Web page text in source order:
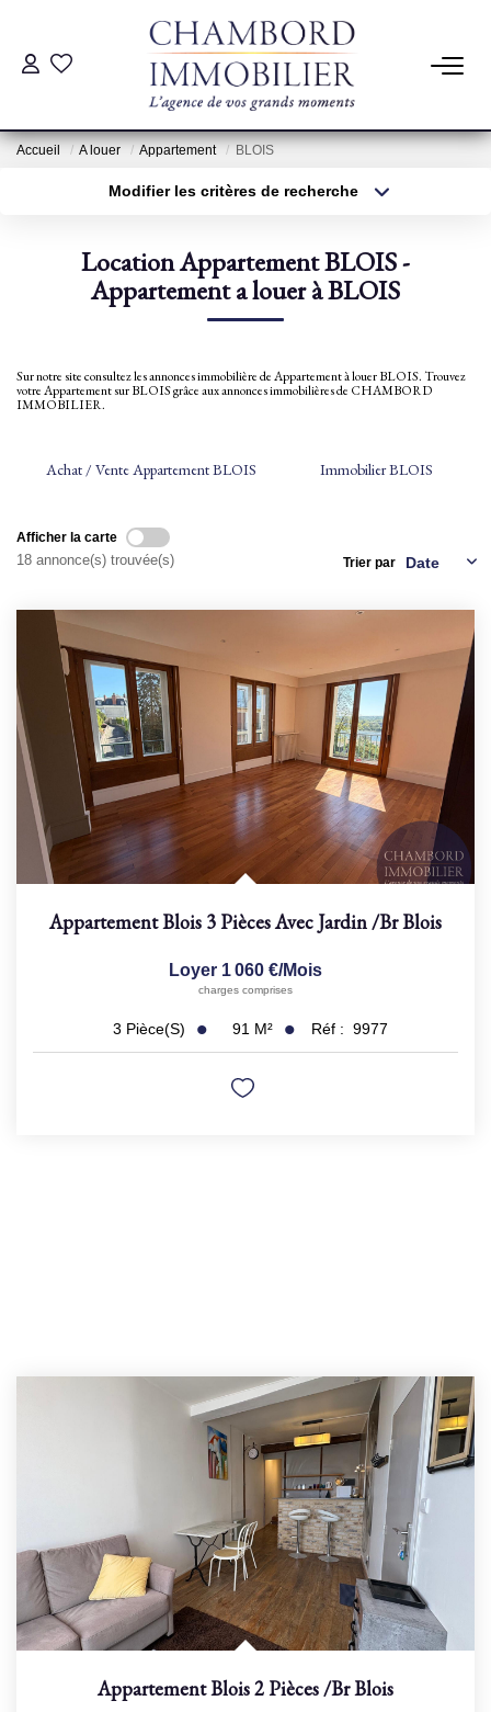
ACHAT
Pré-Estimation
SYNDIC
Nos Témoignages
Contact
ESPACE CLIENT
Accueil A louer Appartement BLOIS
Modifier les critères de recherche
Sélectionnez...
Type de bien
Surface min
Créer une alerte
Location Appartement BLOIS -
Appartement a louer à BLOIS
Sur notre site consultez les annonces immobilière de Appartement à louer BLOIS. Trouvez
votre Appartement sur BLOIS grâce aux annonces immobilières de CHAMBORD
IMMOBILIER.
Achat / Vente Appartement BLOIS Immobilier BLOIS
Afficher la carte
18 annonce(s) trouvée(s) Trier par
Appartement Blois 3 Pièces Avec Jardin/brBlois
Loyer 1 060 €/mois
charges comprises
3 Pièce(s) 91 M² Réf : 9977
Appartement Blois 2 Pièces/brBlois